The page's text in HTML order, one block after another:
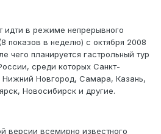
идти в режиме непрерывного
показов в неделю) с октября 2008
чего планируется гастрольный тур
среди которых Санкт-
Нижний Новгород, Самара, Казань,
Новосибирск и другие.
версии всемирно известного